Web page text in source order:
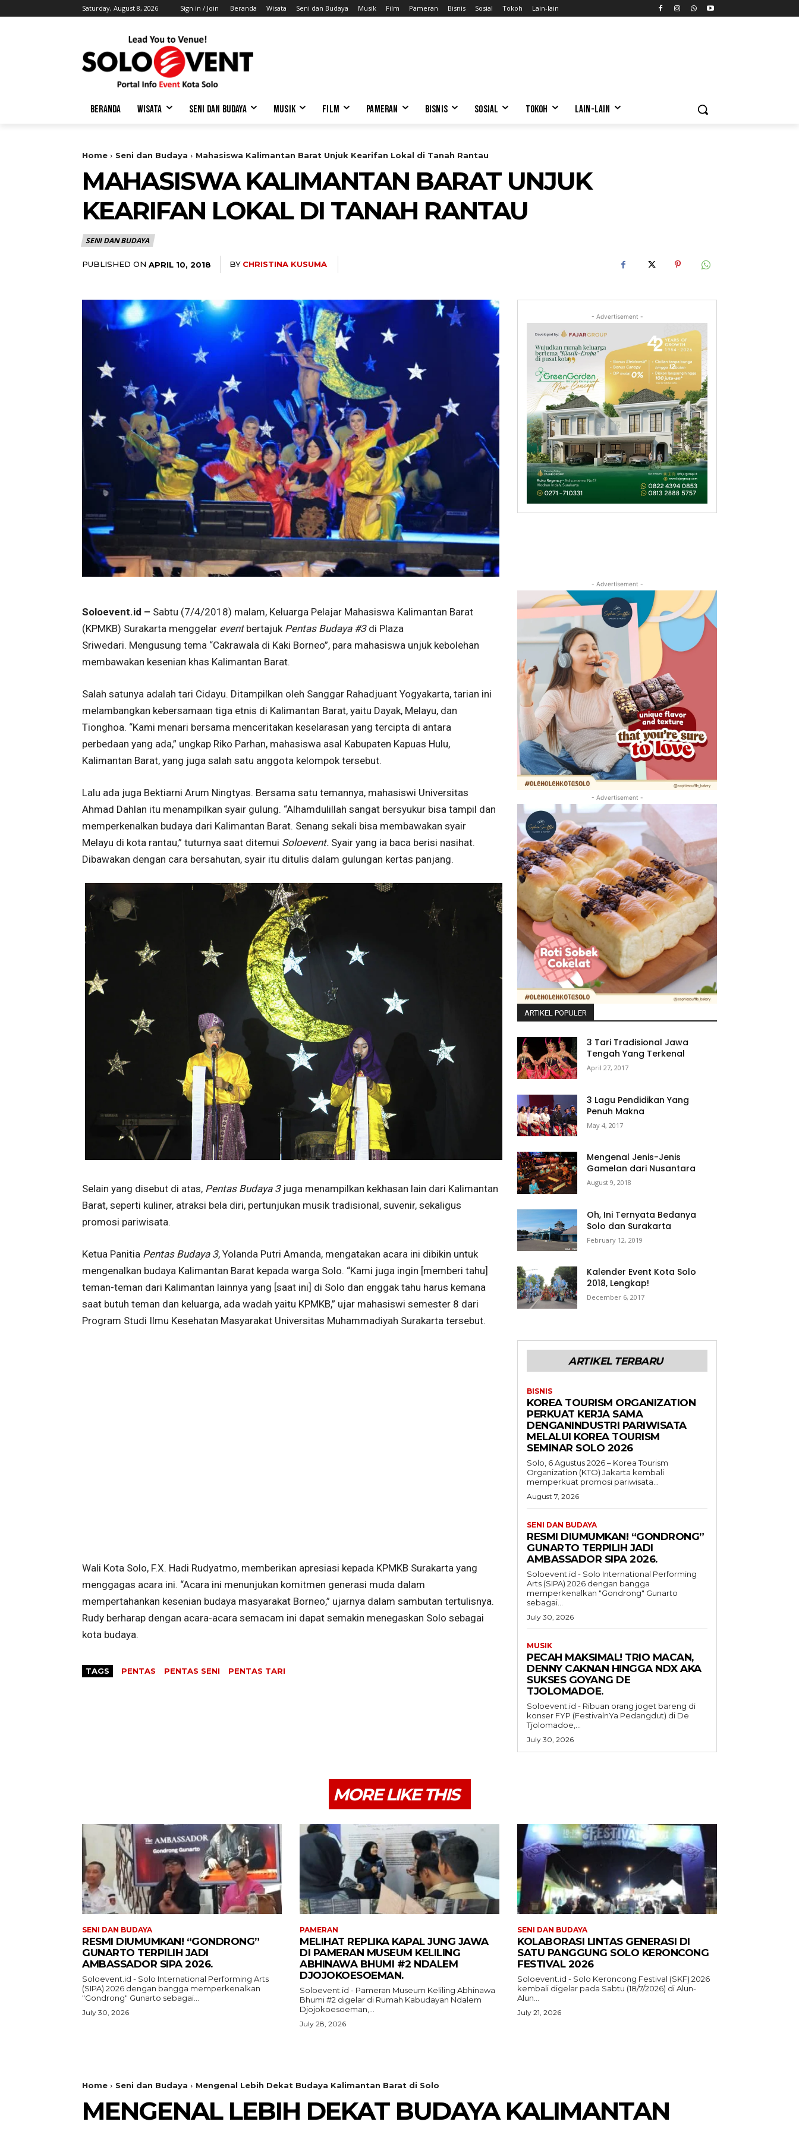
Saturday, August 8, 2026 Sign in / Join Beranda Wisata Seni dan Budaya Musik Film Pameran Bisnis Sosial Tokoh Lain-lain
BERANDA WISATA SENI DAN BUDAYA MUSIK FILM PAMERAN BISNIS SOSIAL TOKOH LAIN-LAIN
Home Seni dan Budaya Mahasiswa Kalimantan Barat Unjuk Kearifan Lokal di Tanah Rantau
MAHASISWA KALIMANTAN BARAT UNJUK
KEARIFAN LOKAL DI TANAH RANTAU
SENI DAN BUDAYA
PUBLISHED ON APRIL 10, 2018 BY CHRISTINA KUSUMA
- Advertisement -
Soloevent.id – Sabtu (7/4/2018) malam, Keluarga Pelajar Mahasiswa Kalimantan Barat
(KPMKB) Surakarta menggelar event bertajuk Pentas Budaya #3di Plaza
Sriwedari. Mengusung tema “Cakrawala di Kaki Borneo”, para mahasiswa unjuk kebolehan
membawakan kesenian khas Kalimantan Barat.
Salah satunya adalah tari Cidayu. Ditampilkan oleh Sanggar Rahadjuant Yogyakarta, tarian ini
melambangkan kebersamaan tiga etnis di Kalimantan Barat, yaitu Dayak, Melayu, dan
Tionghoa. “Kami menari bersama menceritakan keselarasan yang tercipta di antara
perbedaan yang ada,” ungkap Riko Parhan, mahasiswa asal Kabupaten Kapuas Hulu,
Kalimantan Barat, yang juga salah satu anggota kelompok tersebut.
Lalu ada juga Bektiarni Arum Ningtyas. Bersama satu temannya, mahasiswi Universitas
Ahmad Dahlan itu menampilkan syair gulung. “Alhamdulillah sangat bersyukur bisa tampil dan
memperkenalkan budaya dari Kalimantan Barat. Senang sekali bisa membawakan syair
Melayu di kota rantau,” tuturnya saat ditemui Soloevent. Syair yang ia baca berisi nasihat.
Dibawakan dengan cara bersahutan, syair itu ditulis dalam gulungan kertas panjang.
Selain yang disebut di atas, Pentas Budaya 3 juga menampilkan kekhasan lain dari Kalimantan
Barat, seperti kuliner, atraksi bela diri, pertunjukan musik tradisional, suvenir, sekaligus
promosi pariwisata.
Ketua Panitia Pentas Budaya 3, Yolanda Putri Amanda, mengatakan acara ini dibikin untuk
mengenalkan budaya Kalimantan Barat kepada warga Solo. “Kami juga ingin [memberi tahu]
teman-teman dari Kalimantan lainnya yang [saat ini] di Solo dan enggak tahu harus kemana
saat butuh teman dan keluarga, ada wadah yaitu KPMKB,” ujar mahasiswi semester 8 dari
Program Studi Ilmu Kesehatan Masyarakat Universitas Muhammadiyah Surakarta tersebut.
Wali Kota Solo, F.X. Hadi Rudyatmo, memberikan apresiasi kepada KPMKB Surakarta yang
menggagas acara ini. “Acara ini menunjukan komitmen generasi muda dalam
mempertahankan kesenian budaya masyarakat Borneo,” ujarnya dalam sambutan tertulisnya.
Rudy berharap dengan acara-acara semacam ini dapat semakin menegaskan Solo sebagai
kota budaya.
TAGS PENTAS PENTAS SENI PENTAS TARI
- Advertisement -
- Advertisement -
ARTIKEL POPULER
3 Tari Tradisional Jawa
Tengah Yang Terkenal
April 27, 2017
3 Lagu Pendidikan Yang
Penuh Makna
May 4, 2017
Mengenal Jenis-Jenis
Gamelan dari Nusantara
August 9, 2018
Oh, Ini Ternyata Bedanya
Solo dan Surakarta
February 12, 2019
Kalender Event Kota Solo
2018, Lengkap!
December 6, 2017
ARTIKEL TERBARU
BISNIS
KOREA TOURISM ORGANIZATION
PERKUAT KERJA SAMA
DENGANINDUSTRI PARIWISATA
MELALUI KOREA TOURISM
SEMINAR SOLO 2026
Solo, 6 Agustus 2026 – Korea Tourism
Organization (KTO) Jakarta kembali
memperkuat promosi pariwisata...
August 7, 2026
SENI DAN BUDAYA
RESMI DIUMUMKAN! “GONDRONG”
GUNARTO TERPILIH JADI
AMBASSADOR SIPA 2026.
Soloevent.id - Solo International Performing
Arts (SIPA) 2026 dengan bangga
memperkenalkan "Gondrong" Gunarto
sebagai...
July 30, 2026
MUSIK
PECAH MAKSIMAL! TRIO MACAN,
DENNY CAKNAN HINGGA NDX AKA
SUKSES GOYANG DE
TJOLOMADOE.
Soloevent.id - Ribuan orang joget bareng di
konser FYP (FestivalnYa Pedangdut) di De
Tjolomadoe,...
July 30, 2026
MORE LIKE THIS
SENI DAN BUDAYA
RESMI DIUMUMKAN! “GONDRONG”
GUNARTO TERPILIH JADI
AMBASSADOR SIPA 2026.
Soloevent.id - Solo International Performing Arts
(SIPA) 2026 dengan bangga memperkenalkan
"Gondrong" Gunarto sebagai...
July 30, 2026
PAMERAN
MELIHAT REPLIKA KAPAL JUNG JAWA
DI PAMERAN MUSEUM KELILING
ABHINAWA BHUMI #2 NDALEM
DJOJOKOESOEMAN.
Soloevent.id - Pameran Museum Keliling Abhinawa
Bhumi #2 digelar di Rumah Kabudayan Ndalem
Djojokoesoeman,...
July 28, 2026
SENI DAN BUDAYA
KOLABORASI LINTAS GENERASI DI
SATU PANGGUNG SOLO KERONCONG
FESTIVAL 2026
Soloevent.id - Solo Keroncong Festival (SKF) 2026
kembali digelar pada Sabtu (18/7/2026) di Alun-
Alun...
July 21, 2026